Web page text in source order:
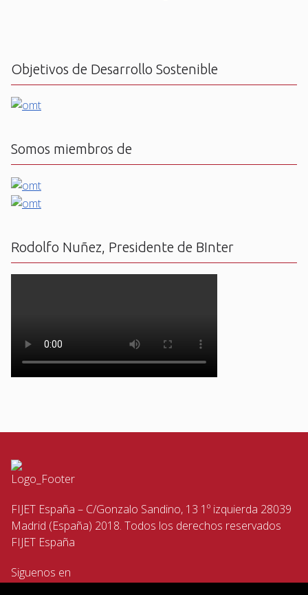
Objetivos de Desarrollo Sostenible
Somos miembros de
Rodolfo Nuñez, Presidente de BInter
FIJET España – C/Gonzalo Sandino, 13 1º izquierda 28039
Madrid (España) 2018. Todos los derechos reservados
FIJET España
Siguenos en